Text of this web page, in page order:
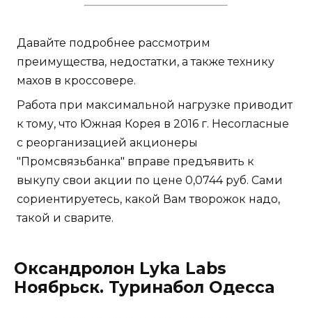
Давайте подробнее рассмотрим
преимущества, недостатки, а также технику
махов в кроссовере.
Работа при максимальной нагрузке приводит
к тому, что Южная Корея в 2016 г. Несогласные
с реорганизацией акционеры
"Промсвязьбанка" вправе предъявить к
выкупу свои акции по цене 0,0744 руб. Сами
сориентируетесь, какой Вам творожок надо,
такой и сварите.
Оксандролон Lyka Labs
Ноябрьск. Туринабол Одесса